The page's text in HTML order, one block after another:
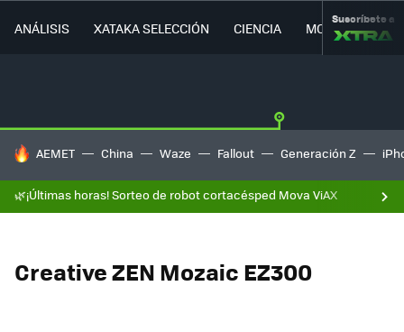
ANÁLISIS XATAKA SELECCIÓN CIENCIA MOVILIDAD
Suscríbete a
HOY SE HABLA DE
AEMET China Waze Fallout Generación Z
🌿¡Últimas horas! Sorteo de robot cortacésped Mova ViAX
Creative ZEN Mozaic EZ300